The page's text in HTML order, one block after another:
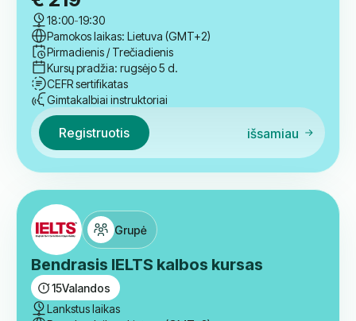
Grupė
Norvegų kalbos A1.2 pradedančiųjų
kursas
Akademinės valandos
A 1.2
€219
Pamokos laikas: Lietuva (GMT+2)
Pirmadienis / Trečiadienis
Kursų pradžia: rugsėjo 5 d.
CEFR sertifikatas
Gimtakalbiai instruktoriai
Registruotis